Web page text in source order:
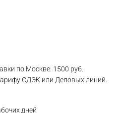
по Москве: 1500 руб..
СДЭК или Деловых линий.
дней